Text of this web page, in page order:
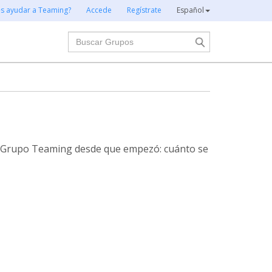
ayudar a Teaming? Accede Regístrate Español
Buscar
Teaming desde que empezó: cuánto se